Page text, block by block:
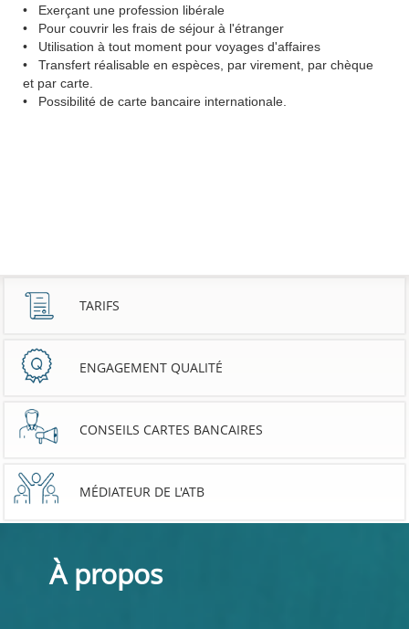
• Exerçant une profession libérale
• Pour couvrir les frais de séjour à l'étranger
• Utilisation à tout moment pour voyages d'affaires
• Transfert réalisable en espèces, par virement, par chèque
et par carte.
• Possibilité de carte bancaire internationale.
TARIFS
ENGAGEMENT QUALITÉ
CONSEILS CARTES BANCAIRES
MÉDIATEUR DE L'ATB
À propos